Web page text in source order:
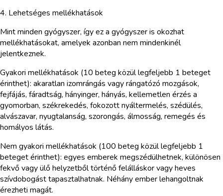
4. Lehetséges mellékhatások
Mint minden gyógyszer, így ez a gyógyszer is okozhat
mellékhatásokat, amelyek azonban nem mindenkinél
jelentkeznek.
Gyakori mellékhatások (10 beteg közül legfeljebb 1 beteget
érinthet): akaratlan izomrángás vagy rángatózó mozgások,
fejfájás, fáradtság, hányinger, hányás, kellemetlen érzés a
gyomorban, székrekedés, fokozott nyáltermelés, szédülés,
alvászavar, nyugtalanság, szorongás, álmosság, remegés és
homályos látás.
Nem gyakori mellékhatások (100 beteg közül legfeljebb 1
beteget érinthet): egyes emberek megszédülhetnek, különösen
fekvő vagy ülő helyzetből történő felálláskor vagy heves
szívdobogást tapasztalhatnak. Néhány ember lehangoltnak
érezheti magát.